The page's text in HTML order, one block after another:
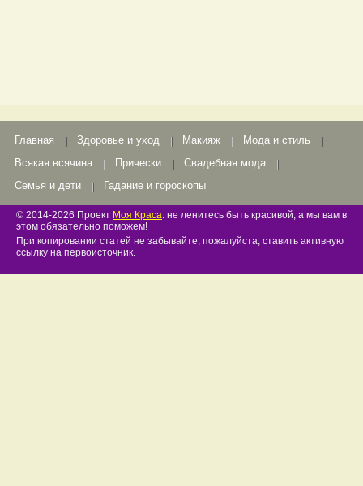
Главная Здоровье и уход Макияж
Мода и стиль
Всякая всячина
Прически
Свадебная мода
Семья и дети
Гадание и гороскопы
© 2014-2026 Проект Моя Краса: не ленитесь быть красивой, а мы вам в
этом обязательно поможем!
При копировании статей не забывайте, пожалуйста, ставить активную
ссылку на первоисточник.